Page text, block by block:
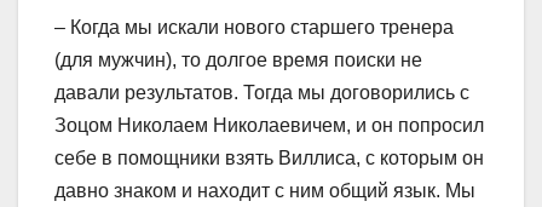
– Когда мы искали нового старшего тренера
(для мужчин), то долгое время поиски не
давали результатов. Тогда мы договорились с
Зоцом Николаем Николаевичем, и он попросил
себе в помощники взять Виллиса, с которым он
давно знаком и находит с ним общий язык. Мы